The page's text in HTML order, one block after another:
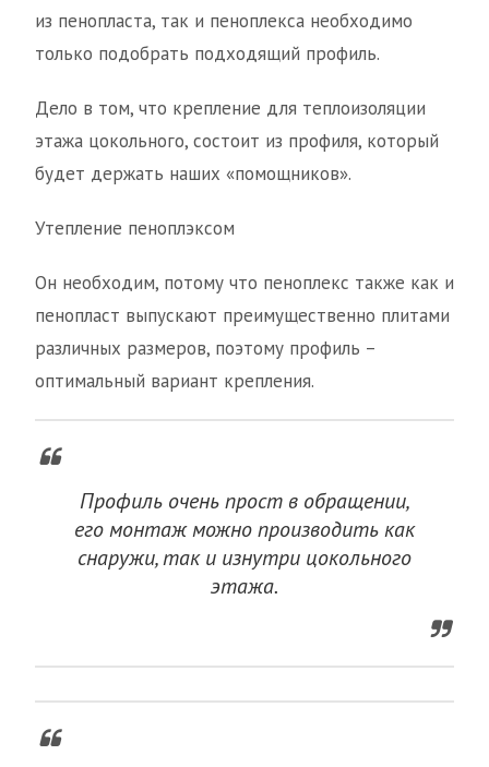
из пенопласта, так и пеноплекса необходимо
только подобрать подходящий профиль.
Дело в том, что крепление для теплоизоляции
этажа цокольного, состоит из профиля, который
будет держать наших «помощников».
Утепление пеноплэксом
Он необходим, потому что пеноплекс также как и
пенопласт выпускают преимущественно плитами
различных размеров, поэтому профиль –
оптимальный вариант крепления.
Профиль очень прост в обращении,
его монтаж можно производить как
снаружи, так и изнутри цокольного
этажа.